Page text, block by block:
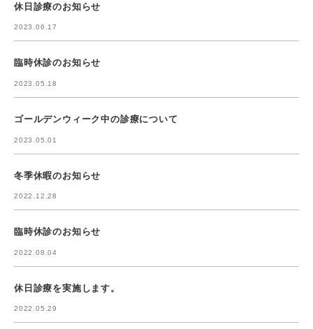
休日診療のお知らせ
2023.06.17
臨時休診のお知らせ
2023.05.18
ゴールデンウィーク中の診療について
2023.05.01
冬季休暇のお知らせ
2022.12.28
臨時休診のお知らせ
2022.08.04
休日診療を実施します。
2022.05.29